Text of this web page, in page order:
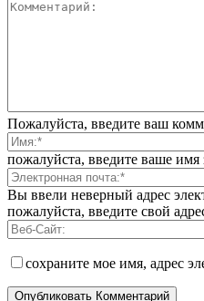
Пожалуйста, введите ваш
пожалуйста, введите ваше имя
Вы ввели неверный адрес
пожалуйста, введите свой
сохраните мое имя, адрес